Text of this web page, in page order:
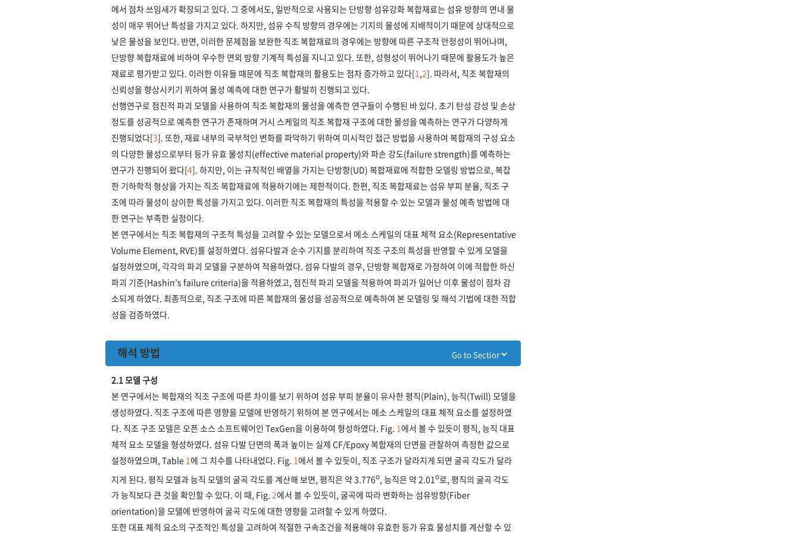
에서 점차 쓰임새가 확장되고 있다. 그 중에서도, 일반적으로 사용되는 단방향 섬유강화 복합재료는 섬유 방향의 면내 물
성이 매우 뛰어난 특성을 가지고 있다. 하지만, 섬유 수직 방향의 경우에는 기지의 물성에 지배적이기 때문에 상대적으로
낮은 물성을 보인다. 반면, 이러한 문제점을 보완한 직조 복합재료의 경우에는 방향에 따른 구조적 안정성이 뛰어나며,
단방향 복합재료에 비하여 우수한 면외 방향 기계적 특성을 지니고 있다. 또한, 성형성이 뛰어나기 때문에 활용도가 높은
재료로 평가받고 있다. 이러한 이유들 때문에 직조 복합재의 활용도는 점차 증가하고 있다[1,2]. 따라서, 직조 복합재의
신뢰성을 향상시키기 위하여 물성 예측에 대한 연구가 활발히 진행되고 있다.
선행연구로 점진적 파괴 모델을 사용하여 직조 복합재의 물성을 예측한 연구들이 수행된 바 있다. 초기 탄성 강성 및 손상
정도를 성공적으로 예측한 연구가 존재하며 거시 스케일의 직조 복합재 구조에 대한 물성을 예측하는 연구가 다양하게
진행되었다[3]. 또한, 재료 내부의 국부적인 변화를 파악하기 위하여 미시적인 접근 방법을 사용하여 복합재의 구성 요소
의 다양한 물성으로부터 등가 유효 물성치(effective material property)와 파손 강도(failure strength)를 예측하는
연구가 진행되어 왔다[4]. 하지만, 이는 규칙적인 배열을 가지는 단방향(UD) 복합재료에 적합한 모델링 방법으로, 복잡
한 기하학적 형상을 가지는 직조 복합재료에 적용하기에는 제한적이다. 한편, 직조 복합재료는 섬유 부피 분율, 직조 구
조에 따라 물성이 상이한 특성을 가지고 있다. 이러한 직조 복합재의 특성을 적용할 수 있는 모델과 물성 예측 방법에 대
한 연구는 부족한 실정이다.
본 연구에서는 직조 복합재의 구조적 특성을 고려할 수 있는 모델으로서 메소 스케일의 대표 체적 요소(Representative
Volume Element, RVE)를 설정하였다. 섬유다발과 순수 기지를 분리하여 직조 구조의 특성을 반영할 수 있게 모델을
설정하였으며, 각각의 파괴 모델을 구분하여 적용하였다. 섬유 다발의 경우, 단방향 복합재로 가정하여 이에 적합한 하신
파괴 기준(Hashin’s failure criteria)을 적용하였고, 점진적 파괴 모델을 적용하여 파괴가 일어난 이후 물성이 점차 감
소되게 하였다. 최종적으로, 직조 구조에 따른 복합재의 물성을 성공적으로 예측하여 본 모델링 및 해석 기법에 대한 적합
성을 검증하였다.
해석 방법
2.1 모델 구성
본 연구에서는 복합재의 직조 구조에 따른 차이를 보기 위하여 섬유 부피 분율이 유사한 평직(Plain), 능직(Twill) 모델을
생성하였다. 직조 구조에 따른 영향을 모델에 반영하기 위하여 본 연구에서는 메소 스케일의 대표 체적 요소를 설정하였
다. 직조 구조 모델은 오픈 소스 소프트웨어인 TexGen을 이용하여 형성하였다. Fig. 1 에서 볼 수 있듯이 평직, 능직 대표
체적 요소 모델을 형성하였다. 섬유 다발 단면의 폭과 높이는 실제 CF/Epoxy 복합재의 단면을 관찰하여 측정한 값으로
설정하였으며, Table 1 에 그 치수를 나타내었다. Fig. 1 에서 볼 수 있듯이, 직조 구조가 달라지게 되면 굴곡 각도가 달라
지게 된다. 평직 모델과 능직 모델의 굴곡 각도를 계산해 보면, 평직은 약 3.776o , 능직은 약 2.01o로, 평직의 굴곡 각도
가 능직보다 큰 것을 확인할 수 있다. 이 때, Fig. 2에서 볼 수 있듯이, 굴곡에 따라 변화하는 섬유방향(Fiber
orientation)을 모델에 반영하여 굴곡 각도에 대한 영향을 고려할 수 있게 하였다.
또한 대표 체적 요소의 구조적인 특성을 고려하여 적절한 구속조건을 적용해야 유효한 등가 유효 물성치를 계산할 수 있